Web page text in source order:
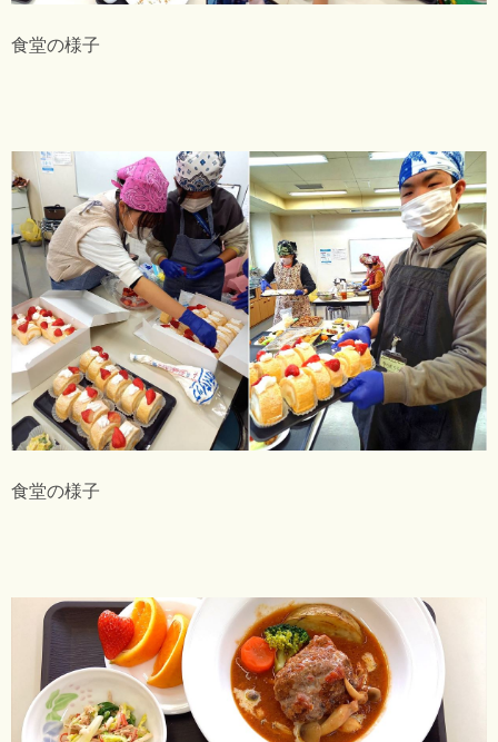
食堂の様子
食堂の様子